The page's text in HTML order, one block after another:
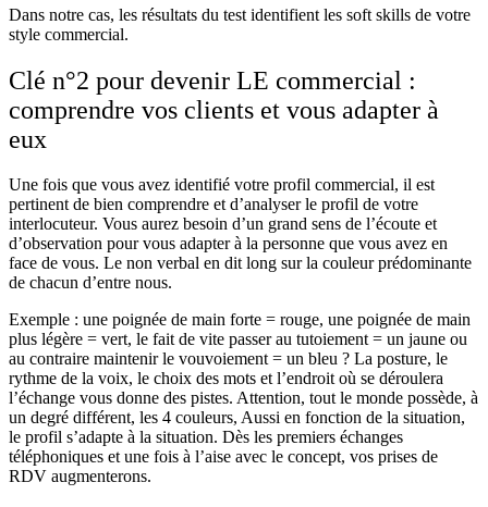
Dans notre cas, les résultats du test identifient les soft skills de votre
style commercial.
Clé n°2 pour devenir LE commercial :
comprendre vos clients et vous adapter à
eux
Une fois que vous avez identifié votre profil commercial, il est
pertinent de bien comprendre et d’analyser le profil de votre
interlocuteur. Vous aurez besoin d’un grand sens de l’écoute et
d’observation pour vous adapter à la personne que vous avez en
face de vous. Le non verbal en dit long sur la couleur prédominante
de chacun d’entre nous.
Exemple : une poignée de main forte = rouge, une poignée de main
plus légère = vert, le fait de vite passer au tutoiement = un jaune ou
au contraire maintenir le vouvoiement = un bleu ? La posture, le
rythme de la voix, le choix des mots et l’endroit où se déroulera
l’échange vous donne des pistes. Attention, tout le monde possède, à
un degré différent, les 4 couleurs, Aussi en fonction de la situation,
le profil s’adapte à la situation. Dès les premiers échanges
téléphoniques et une fois à l’aise avec le concept, vos prises de
RDV augmenterons.